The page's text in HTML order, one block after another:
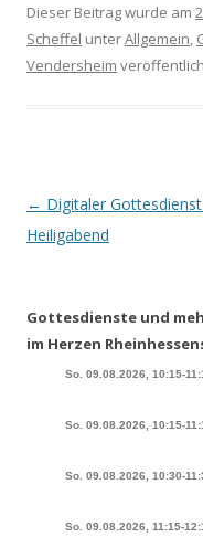
Dieser Beitrag wurde am
Scheffel unterAllgemein,
Vendersheim
Beitrags-
Navigation
← Digitaler
Heiligabend
Gottesdienste und
im Herzen